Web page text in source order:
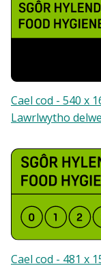
Cael cod - 540 x
Lawrlwytho
Cael cod - 481 x